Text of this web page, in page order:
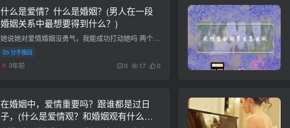
什么是爱情？什么是婚姻？(男人在一段
婚姻关系中最想要得到什么？)
她说她对爱情婚姻没勇气，我能成功打动她吗 两个人在一起，总是需要互相迁就的。相信只要你有稍稍的改变，那位女生还是会被 你打动的。也会愿意为你改变的。加油哦。 什么是爱情？什么是婚姻？...
分手挽回
3年前 0 17 0
在婚姻中，爱情重要吗？跟谁都是过日
子，(什么是爱情观？和婚姻观有什么区